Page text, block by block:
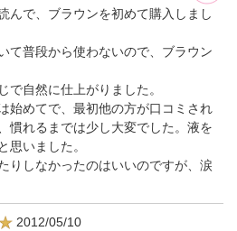
んで、ブラウンを初めて購入しまし
て普段から使わないので、ブラウン
で自然に仕上がりました。
始めてで、最初他の方が口コミされ
慣れるまでは少し大変でした。液を
思いました。
りしなかったのはいいのですが、涙
2012/05/10